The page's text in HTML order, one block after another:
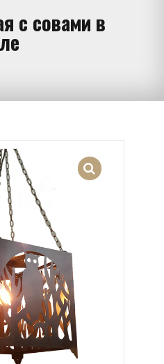
с совами в